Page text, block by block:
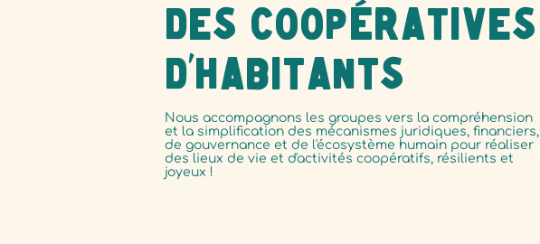
des coopératives
d’habitants
Nous accompagnons les groupes vers la compréhension
et la simplification des mécanismes juridiques, financiers,
de gouvernance et de l'écosystème humain pour réaliser
des lieux de vie et d'activités coopératifs, résilients et
joyeux !